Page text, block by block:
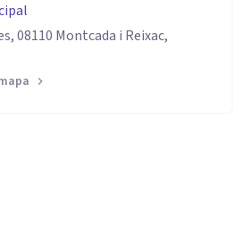
08110 Montcada i Reixac,